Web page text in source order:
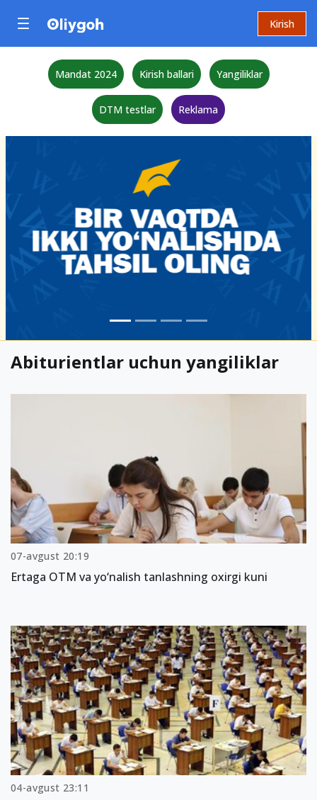
Kirish
Mandat 2024 Kirish ballari Yangiliklar
DTM testlar Reklama
Abiturientlar uchun yangiliklar
07-avgust 20:19
Ertaga OTM va yo‘nalish tanlashning oxirgi kuni
04-avgust 23:11